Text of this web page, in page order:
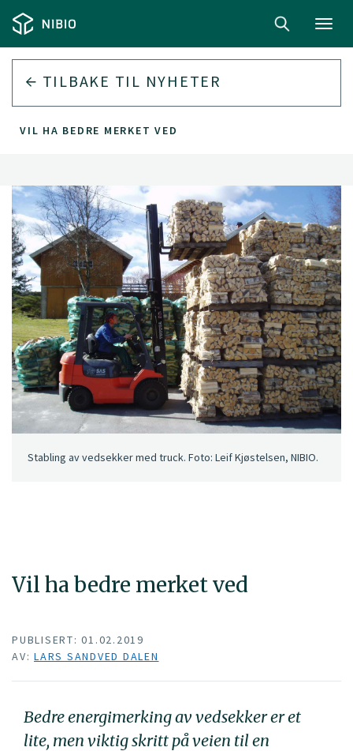
TILBAKE TIL NYHETER
VIL HA BEDRE MERKET VED
Vil ha bedre merket ved
Stabling av vedsekker med truck. Foto: Leif Kjøstelsen, NIBIO.
PUBLISERT: 01.02.2019
AV: LARS SANDVED DALEN
Bedre energimerking av vedsekker er et
lite, men viktig skritt på veien til en